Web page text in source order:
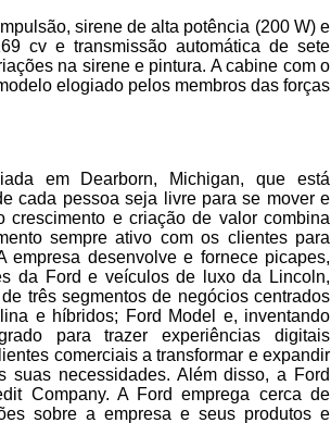
sirene de alta potência (200 W) e
cv e transmissão automática de sete
na sirene e pintura. A cabine com o
elogiado pelos membros das forças
em Dearborn, Michigan, que está
cada pessoa seja livre para se mover e
e criação de valor combina
sempre ativo com os clientes para
empresa desenvolve e fornece picapes,
da Ford e veículos de luxo da Lincoln,
três segmentos de negócios centrados
e híbridos; Ford Model e, inventando
para trazer experiências digitais
comerciais a transformar e expandir
suas necessidades. Além disso, a Ford
Company. A Ford emprega cerca de
sobre a empresa e seus produtos e